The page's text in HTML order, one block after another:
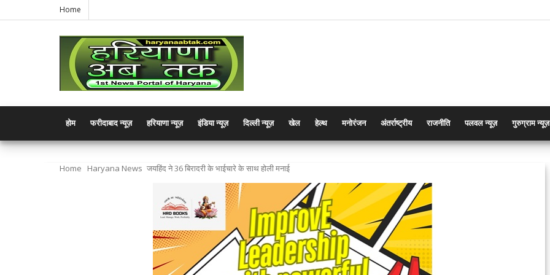
Home
होम फरीदाबाद न्यूज़ हरियाणा न्यूज़ इंडिया न्यूज़ दिल्ली न्यूज़ खेल हेल्थ मनोरंजन अंतर्राष्ट्रीय राजनीति पलवल न्यूज़ गुरुग्राम न्यूज़
Home Haryana News जयहिंद ने 36 बिरादरी के भाईचारे के साथ होली मनाई